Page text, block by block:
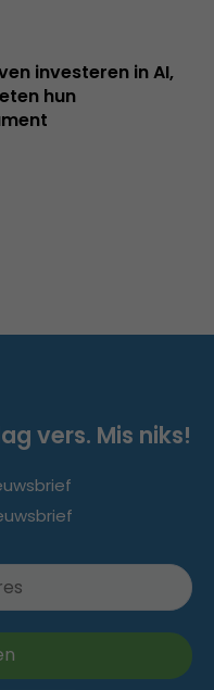
investeren in AI,
hun
vers. Mis niks!